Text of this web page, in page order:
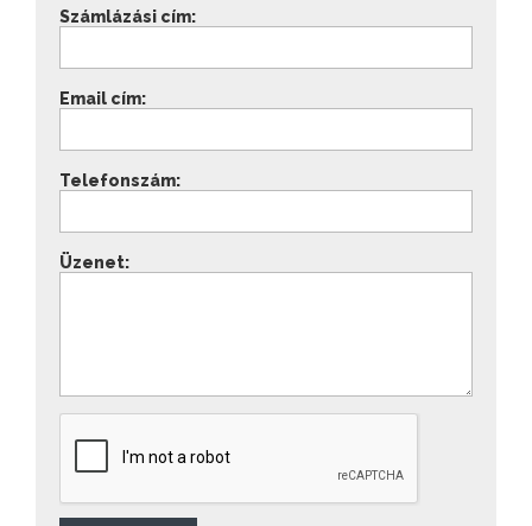
Számlázási cím:
Email cím:
Telefonszám:
Üzenet: